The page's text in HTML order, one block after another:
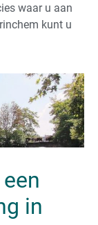
waar u aan
kunt u
in